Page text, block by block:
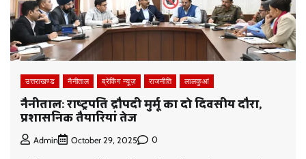
उत्तराखण्ड नैनीताल ब्रेकिंग न्यूज़ राजनीति लालकुआं
नैनीताल: राष्ट्रपति द्रौपदी मुर्मू का दो दिवसीय दौरा,
प्रशासनिक तैयारियां तेज
Admin October 29, 2025 0